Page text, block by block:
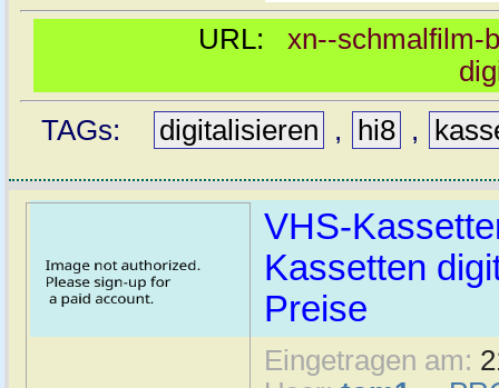
URL: xn--schmalfilm-
TAGs:
digitalisieren , hi8 ,
VHS-
Kassetten
Preise
Eingetragen am: